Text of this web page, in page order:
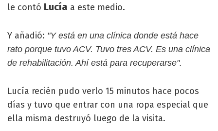
le contó Lucía a este medio.
Y añadió: "Y está en una clínica donde está hace
rato porque tuvo ACV. Tuvo tres ACV. Es una clínica
de rehabilitación. Ahí está para recuperarse".
Lucía recién pudo verlo 15 minutos hace pocos
días y tuvo que entrar con una ropa especial que
ella misma destruyó luego de la visita.